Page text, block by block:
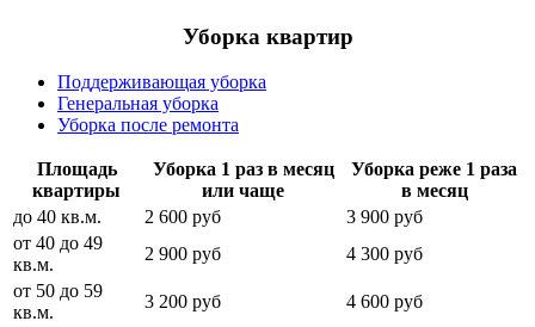
Уборка квартир
Поддерживающая уборка
Генеральная уборка
Уборка после ремонта
Площадь
квартиры
Уборка 1 раз в месяц
или чаще
Уборка реже 1 раза
в месяц
до 40 кв.м.
2 600 руб
3 900 руб
от 40 до 49
кв.м.
2 900 руб
4 300 руб
от 50 до 59
кв.м.
3 200 руб
4 600 руб